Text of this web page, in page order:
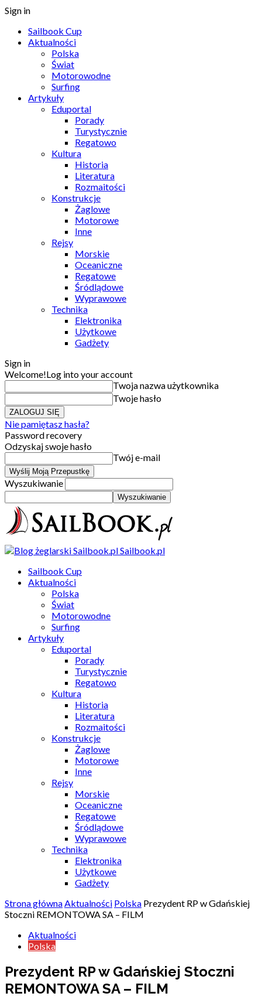
Sign in
Sailbook Cup
Aktualności
Polska
Świat
Motorowodne
Surfing
Artykuły
Eduportal
Porady
Turystycznie
Regatowo
Kultura
Historia
Literatura
Rozmaitości
Konstrukcje
Żaglowe
Motorowe
Inne
Rejsy
Morskie
Oceaniczne
Regatowe
Śródlądowe
Wyprawowe
Technika
Elektronika
Użytkowe
Gadżety
Sign in
Welcome!Log into your account
Twoja nazwa użytkownika
Twoje hasło
Nie pamiętasz hasła?
Password recovery
Odzyskaj swoje hasło
Twój e-mail
Wyszukiwanie
Sailbook.pl
Sailbook Cup
Aktualności
Polska
Świat
Motorowodne
Surfing
Artykuły
Eduportal
Porady
Turystycznie
Regatowo
Kultura
Historia
Literatura
Rozmaitości
Konstrukcje
Żaglowe
Motorowe
Inne
Rejsy
Morskie
Oceaniczne
Regatowe
Śródlądowe
Wyprawowe
Technika
Elektronika
Użytkowe
Gadżety
Strona głównaAktualności Polska Prezydent RP w Gdańskiej
Stoczni REMONTOWA SA – FILM
Aktualności
Polska
Prezydent RP w Gdańskiej Stoczni
REMONTOWA SA – FILM